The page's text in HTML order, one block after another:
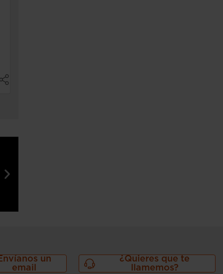
un
email
¿Quieres que te
llamemos?